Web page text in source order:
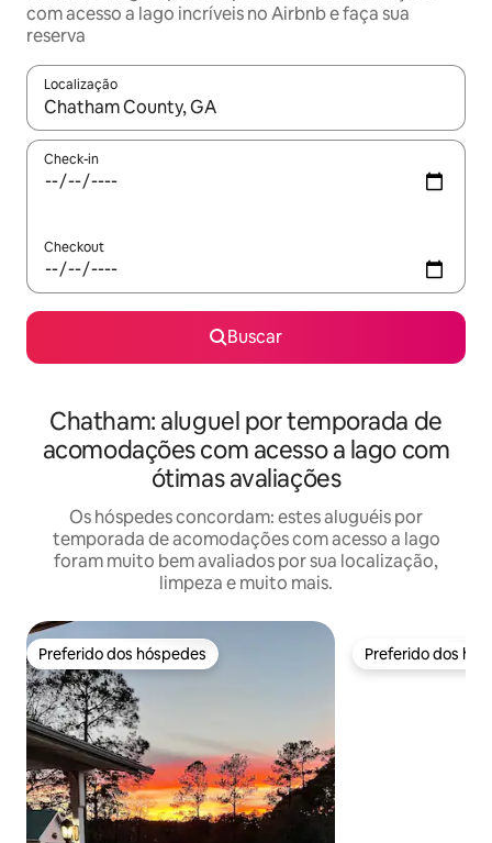
com acesso a lago incríveis no Airbnb e faça sua
reserva
Localização
Quando os resultados estiverem disponíveis, explore-os
Check-in
Checkout
Buscar
Chatham: aluguel por temporada de
acomodações com acesso a lago com
ótimas avaliações
Os hóspedes concordam: estes aluguéis por
temporada de acomodações com acesso a lago
foram muito bem avaliados por sua localização,
limpeza e muito mais.
Preferido dos hóspedes
Preferido dos hóspedes Preferido dos
Preferido dos